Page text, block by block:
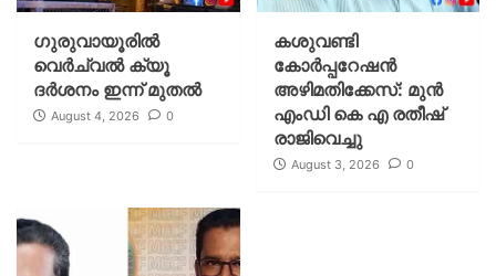
ഗുരുവായൂരില്‍
വെര്‍ച്വല്‍ ക്യൂ
ദര്‍ശനം ഇന്ന് മുതല്‍
August 4, 2026 0
കശുവണ്ടി
കോര്‍പ്പറേഷന്‍
അഴിമതിക്കേസ്: മുന്‍
എംഡി കെ എ രതീഷ്
രാജിവെച്ചു
August 3, 2026 0